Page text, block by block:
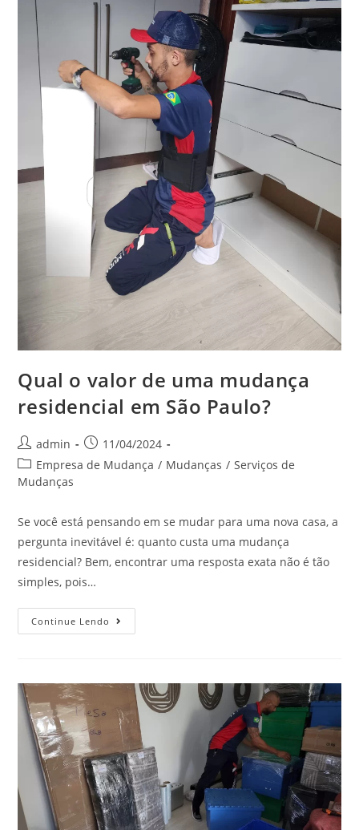
Qual o valor de uma mudança
residencial em São Paulo?
admin
11/04/2024
Empresa de Mudança / Mudanças / Serviços de
Mudanças
Se você está pensando em se mudar para uma nova casa, a
pergunta inevitável é: quanto custa uma mudança
residencial? Bem, encontrar uma resposta exata não é tão
simples, pois…
Continue Lendo